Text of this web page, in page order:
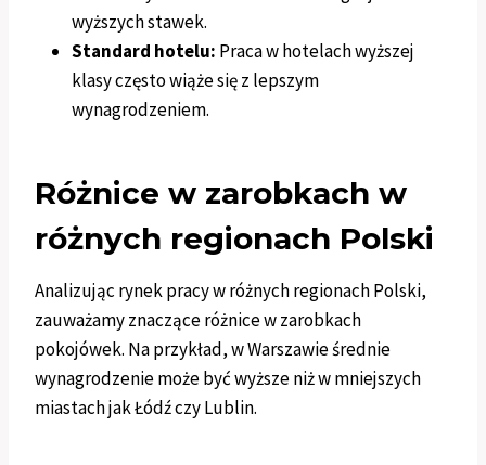
wyższych stawek.
Standard hotelu: Praca w hotelach wyższej
klasy często wiąże się z lepszym
wynagrodzeniem.
Różnice w zarobkach w
różnych regionach Polski
Analizując rynek pracy w różnych regionach Polski,
zauważamy znaczące różnice w zarobkach
pokojówek. Na przykład, w Warszawie średnie
wynagrodzenie może być wyższe niż w mniejszych
miastach jak Łódź czy Lublin.